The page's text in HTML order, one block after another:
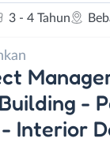
3 - 4 Tahun
-
- Interior